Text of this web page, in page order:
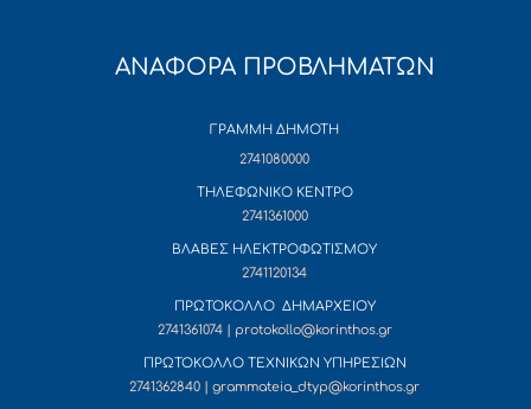
ΑΝΑΦΟΡΑ ΠΡΟΒΛΗΜΑΤΩΝ
ΓΡΑΜΜΗ ΔΗΜΟΤΗ
2741080000
ΤΗΛΕΦΩΝΙΚΟ ΚΕΝΤΡΟ
2741361000
ΒΛΑΒΕΣ ΗΛΕΚΤΡΟΦΩΤΙΣΜΟΥ
2741120134
ΠΡΩΤΟΚΟΛΛΟ ΔΗΜΑΡΧΕΙΟΥ
2741361074 | protokollo@korinthos.gr
ΠΡΩΤΟΚΟΛΛΟ ΤΕΧΝΙΚΩΝ ΥΠΗΡΕΣΙΩΝ
2741362840 | grammateia_dtyp@korinthos.gr